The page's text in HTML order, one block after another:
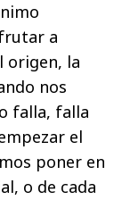
a
origen, la
nos
falla, falla
el
poner en
o de cada